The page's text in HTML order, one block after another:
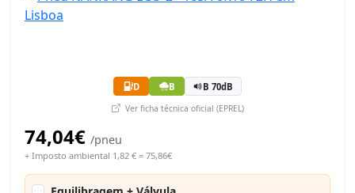
D B B 70dB
Ver ficha técnica oficial (EPREL)
74,04€ /pneu
+ Imposto ambiental 1,82 € = 75,86€